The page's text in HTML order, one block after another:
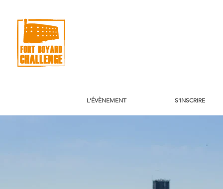
L'ÉVÈNEMENT S'INSCRIRE